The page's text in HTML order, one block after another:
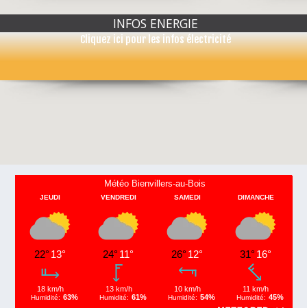
INFOS ENERGIE
Cliquez ici pour les infos électricité